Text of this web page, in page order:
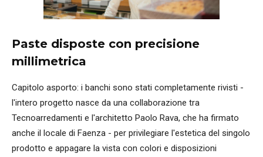
Paste disposte con precisione
millimetrica
Capitolo asporto: i banchi sono stati completamente rivisti -
l'intero progetto nasce da una collaborazione tra
Tecnoarredamenti e l'architetto Paolo Rava, che ha firmato
anche il locale di Faenza - per privilegiare l'estetica del singolo
prodotto e appagare la vista con colori e disposizioni